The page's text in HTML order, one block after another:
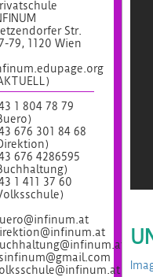
Str.
79, 1120 Wien
1 804 78 79
676 301 84 68
676 4286595
1 411 37 60